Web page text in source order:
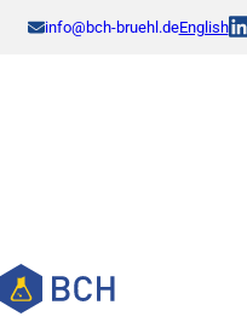
info@bch-bruehl.deEnglish